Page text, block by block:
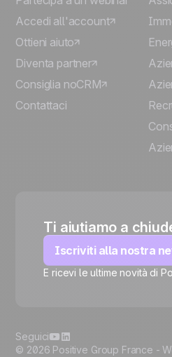
🍪
Accedi all'account
Ottieni aiuto
Diventa partner
Consiglia noCRM
Contattaci
Ti aiutiamo a
Iscriviti alla nostra
E ricevi le ultime novità di
© 2026 Positive Group France -
Seguici